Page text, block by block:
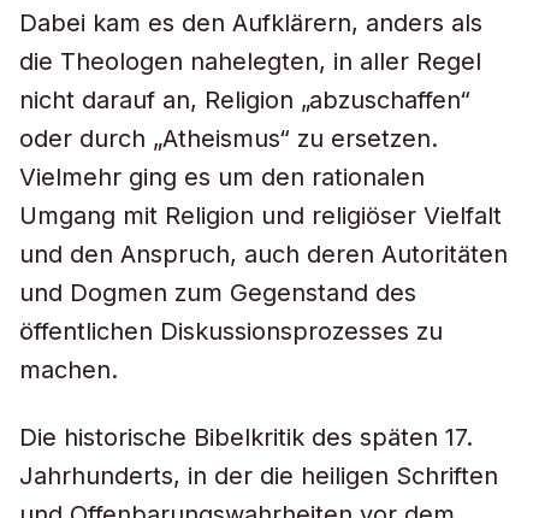
Dabei kam es den Aufklärern, anders als
die Theologen nahelegten, in aller Regel
nicht darauf an, Religion „abzuschaffen“
oder durch „Atheismus“ zu ersetzen.
Vielmehr ging es um den rationalen
Umgang mit Religion und religiöser Vielfalt
und den Anspruch, auch deren Autoritäten
und Dogmen zum Gegenstand des
öffentlichen Diskussionsprozesses zu
machen.
Die historische Bibelkritik des späten 17.
Jahrhunderts, in der die heiligen Schriften